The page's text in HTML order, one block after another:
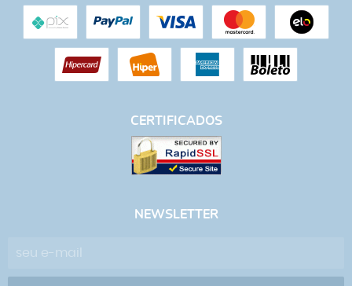
CERTIFICADOS
NEWSLETTER